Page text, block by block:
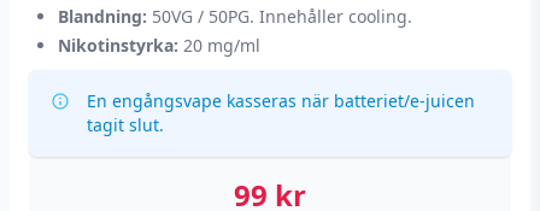
Blandning: 50VG / 50PG. Innehåller cooling.
Nikotinstyrka: 20 mg/ml
En engångsvape kasseras när batteriet/e-juicen
tagit slut.
99 kr